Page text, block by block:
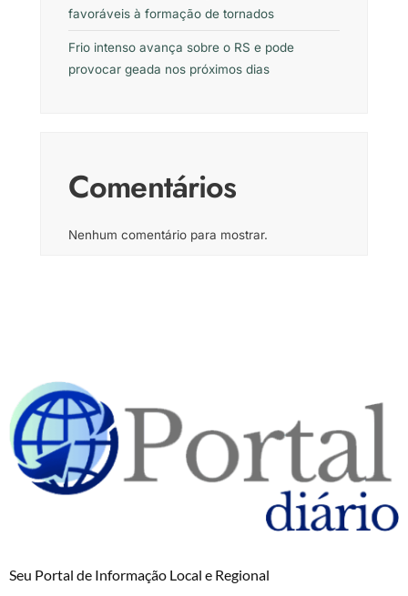
favoráveis à formação de tornados
Frio intenso avança sobre o RS e pode
provocar geada nos próximos dias
Comentários
Nenhum comentário para mostrar.
Seu Portal de Informação Local e Regional